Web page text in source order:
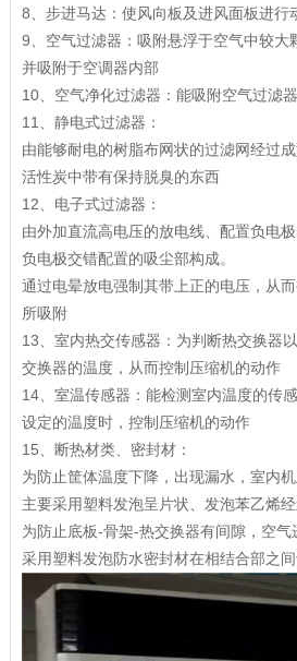
8、步进马达：使风向板及进风面板进行
9、空气过滤器：吸附悬浮于空气中较大
并吸附于空调器内部
10、空气净化过滤器：能吸附空气过滤
11、静电式过滤器：
由能够耐电的树脂布网状的过滤网经过
活性炭中带有保持脱臭的东西
12、电子式过滤器：
由外加直流高电压的放电线、配置负电
负电极交错配置的吸尘部构成。
通过电晕放电强制其带上正的电压，从
所吸附
13、室内热交传感器：为判断热交换器
交换器的温度，从而控制压缩机的动作
14、室温传感器：能检测室内温度的传
设定的温度时，控制压缩机的动作
15、断热材类、密封材：
为防止筐体温度下降，出现漏水，室内机
主要采用塑料发泡呈片状、发泡苯乙烯
为防止底板-骨架-热交换器有间隙，空气
采用塑料发泡防水密封材在相结合部之